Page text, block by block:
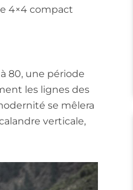
4×4 compact
80, une période
les lignes des
se mêlera
verticale,